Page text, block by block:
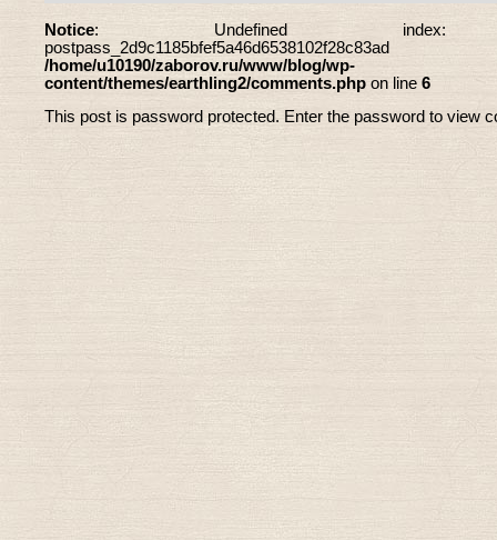
Notice: Undefined
/home/u10190/zaborov.ru/www/blog/wp-
content/themes/earthling2/comments.php on line 6
This post is password protected. Enter the password to view